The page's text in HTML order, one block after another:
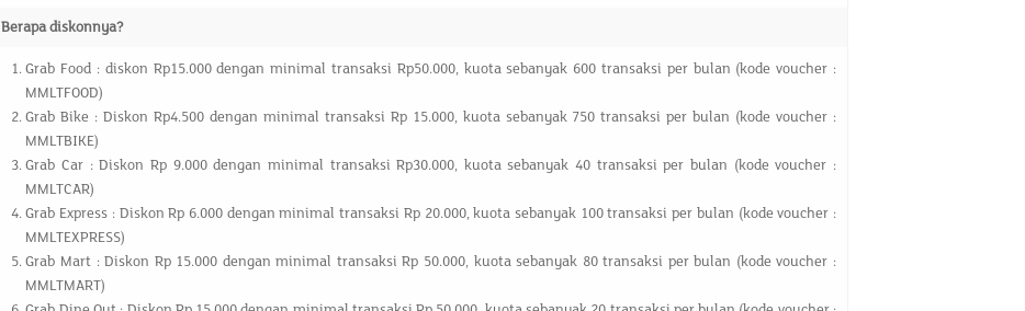
Berapa diskonnya?
Grab Food : diskon Rp15.000 dengan minimal transaksi Rp50.000, kuota sebanyak 600 transaksi per bulan (kode voucher :
MMLTFOOD)
Grab Bike : Diskon Rp4.500 dengan minimal transaksi Rp 15.000, kuota sebanyak 750 transaksi per bulan (kode voucher :
MMLTBIKE)
Grab Car : Diskon Rp 9.000 dengan minimal transaksi Rp30.000, kuota sebanyak 40 transaksi per bulan (kode voucher :
MMLTCAR)
Grab Express : Diskon Rp 6.000 dengan minimal transaksi Rp 20.000, kuota sebanyak 100 transaksi per bulan (kode voucher :
MMLTEXPRESS)
Grab Mart : Diskon Rp 15.000 dengan minimal transaksi Rp 50.000, kuota sebanyak 80 transaksi per bulan (kode voucher :
MMLTMART)